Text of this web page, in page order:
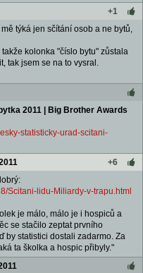
+1
týká jen sčítání osob a ne bytů,
kolonka "číslo bytu" zůstala
tak jsem se na to vysral.
2011 | Big Brother Awards
statisticky-urad-scitani-
+6
Scitani-lidu-Miliardy-v-trapu.html
je málo, málo je i hospiců a
se stačilo zeptat prvního
by statistici dostali zadarmo. Za
ta školka a hospic přibyly."